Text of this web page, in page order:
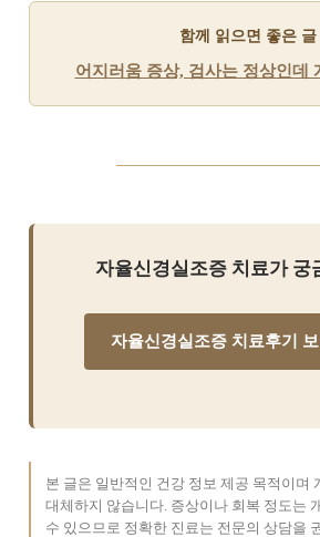
함께 읽으면 좋은 글
어지러움 증상, 검사는 정상인데
자율신경실조증 치료가 궁
자율신경실조증 치료후기
본 글은 일반적인 건강 정보 제공 목적이며
대체하지 않습니다. 증상이나 회복 정도는
수 있으므로 정확한 진료는 전문의 상담을